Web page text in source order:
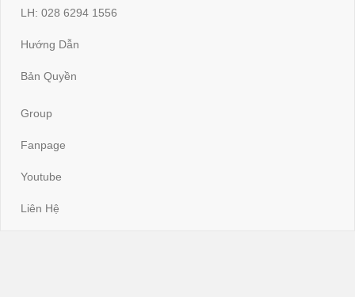
LH: 028 6294 1556
Hướng Dẫn
Bản Quyền
Group
Fanpage
Youtube
Liên Hệ